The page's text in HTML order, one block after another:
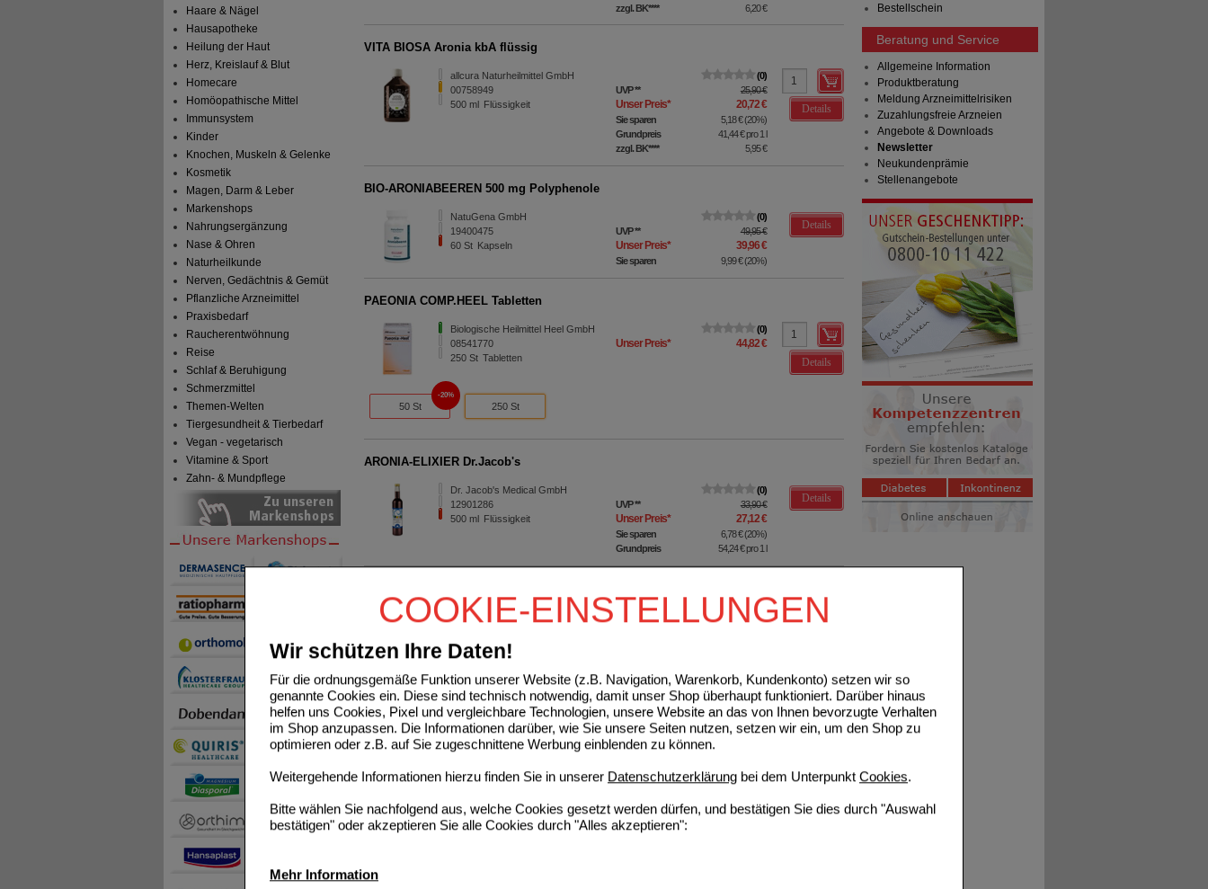
COOKIE-EINSTELLUNGEN
Wir schützen Ihre Daten!
Für die ordnungsgemäße Funktion unserer Website (z.B. Navigation, Warenkorb, Kundenkonto) setzen wir so
genannte Cookies ein. Diese sind technisch notwendig, damit unser Shop überhaupt funktioniert. Darüber hinaus
helfen uns Cookies, Pixel und vergleichbare Technologien, unsere Website an das von Ihnen bevorzugte Verhalten
im Shop anzupassen. Die Informationen darüber, wie Sie unsere Seiten nutzen, setzen wir ein, um den Shop zu
optimieren oder z.B. auf Sie zugeschnittene Werbung einblenden zu können.
Weitergehende Informationen hierzu finden Sie in unserer Datenschutzerklärung bei dem Unterpunkt Cookies.
Bitte wählen Sie nachfolgend aus, welche Cookies gesetzt werden dürfen, und bestätigen Sie dies durch "Auswahl
bestätigen" oder akzeptieren Sie alle Cookies durch "Alles akzeptieren":
Mehr Information
Haare & Nägel
Hausapotheke
Heilung der Haut
Herz, Kreislauf & Blut
Homecare
Homöopathische Mittel
Immunsystem
Kinder
Knochen, Muskeln & Gelenke
Kosmetik
Magen, Darm & Leber
Markenshops
Nahrungsergänzung
Nase & Ohren
Naturheilkunde
Nerven, Gedächtnis & Gemüt
Pflanzliche Arzneimittel
Praxisbedarf
Raucherentwöhnung
Reise
Schlaf & Beruhigung
Schmerzmittel
Themen-Welten
Tiergesundheit & Tierbedarf
Vegan - vegetarisch
Vitamine & Sport
Zahn- & Mundpflege
zzgl. BK**** 6,20 €
VITA BIOSA Aronia kbA flüssig
allcura Naturheilmittel GmbH
00758949
500 ml Flüssigkeit
0
UVP** 25,90 €
Unser Preis* 20,72 €
Sie sparen 5,18 €(20%)
Grundpreis
41,44 €pro 1 l
zzgl. BK**** 5,95 €
Details
BIO-ARONIABEEREN 500 mg Polyphenole
NatuGena GmbH
19400475
60St Kapseln
0
UVP** 49,95 €
Unser Preis* 39,96 €
Sie sparen 9,99 €(20%)
Details
PAEONIA COMP.HEEL Tabletten
Biologische Heilmittel Heel GmbH
08541770
250St Tabletten
0
Unser Preis*
44,82 €
Details
50 St
20%
250 St
ARONIA-ELIXIER Dr.Jacob's
Dr. Jacob's Medical GmbH
12901286
500 ml Flüssigkeit
0
UVP** 33,90 €
Unser Preis* 27,12 €
Sie sparen 6,78 €(20%)
Grundpreis
54,24 €pro 1 l
Details
Hirundo Products
200St Kapseln
0
zzgl. BK**** 6,50 €
CANNAFIX-ID THC Schnelltest-Set
Saxonia Diagnostics GmbH
5
Teststreifen
Details
COVISAFE Schutzmaske stahlblau
Bestellschein
Beratung und Service
Allgemeine Information
Produktberatung
Meldung Arzneimittelrisiken
Zuzahlungsfreie Arzneien
Angebote & Downloads
Newsletter
Neukundenprämie
Stellenangebote